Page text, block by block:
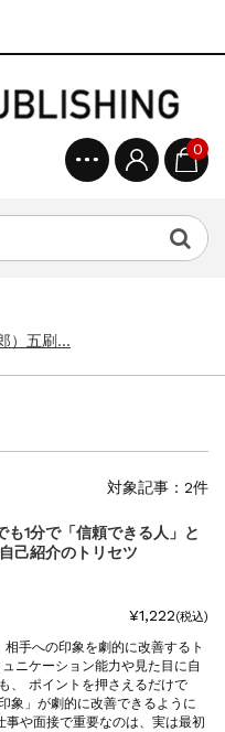
0
）五刷...
系譜...
）五刷...
文三）...
軽視し...
対象記事：2件
も1分で「信頼できる人」と
己紹介のトリセツ
¥1,222(税込)
相手への印象を劇的に改善するト
ニケーション能力や見た目に自
、 ポイントを押さえるだけで
象」が劇的に改善できるように
事や面接で重要なのは、実は最初